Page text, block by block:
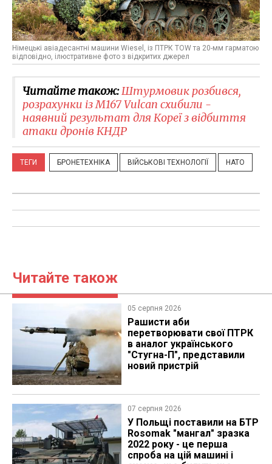
Німецькі авіадесантні машини Wiesel, із ПТРК TOW та 20-мм гарматою
відповідно, ілюстративне фото з відкритих джерел
Читайте також:Штурмовик розбився,
розрахунки із M167 Vulcan схибили -
наявний результат для Кореї з відбиття
атаки дронів КНДР
ТЕГИ БРОНЕТЕХНІКА ВІЙСЬКОВІ ТЕХНОЛОГІЇ НАТО
Читайте також
05 серпня 2026
Рашисти аби
перетворювати свої ПТРК
в аналог українського
"Стугна-П", представили
новий пристрій
07 серпня 2026
У Польщі поставили на БТР
Rosomak "мангал" зразка
2022 року - це перша
спроба на цій машині і